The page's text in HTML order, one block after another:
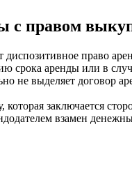
с правом
право
срока аренды или в
не выделяет договор
заключается
взамен